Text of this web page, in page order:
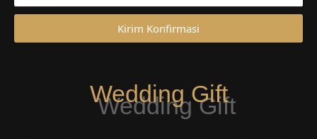
Kirim Konfirmasi
Wedding Gift